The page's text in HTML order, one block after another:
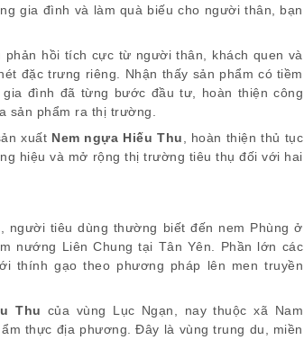
gia đình và làm quà biếu cho người thân, bạn
hồi tích cực từ người thân, khách quen và
đặc trưng riêng. Nhận thấy sản phẩm có tiềm
đình đã từng bước đầu tư, hoàn thiện công
sản phẩm ra thị trường.
xuất Nem ngựa Hiếu Thu
, hoàn thiện thủ tục
hiệu và mở rộng thị trường tiêu thụ đối với hai
người tiêu dùng thường biết đến nem Phùng ở
nướng Liên Chung tại Tân Yên. Phần lớn các
thính gạo theo phương pháp lên men truyền
Thu của vùng Lục Ngạn, nay thuộc xã Nam
thực địa phương. Đây là vùng trung du, miền